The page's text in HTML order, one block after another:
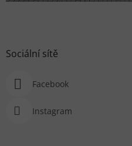
Sociální sítě
Facebook
Instagram